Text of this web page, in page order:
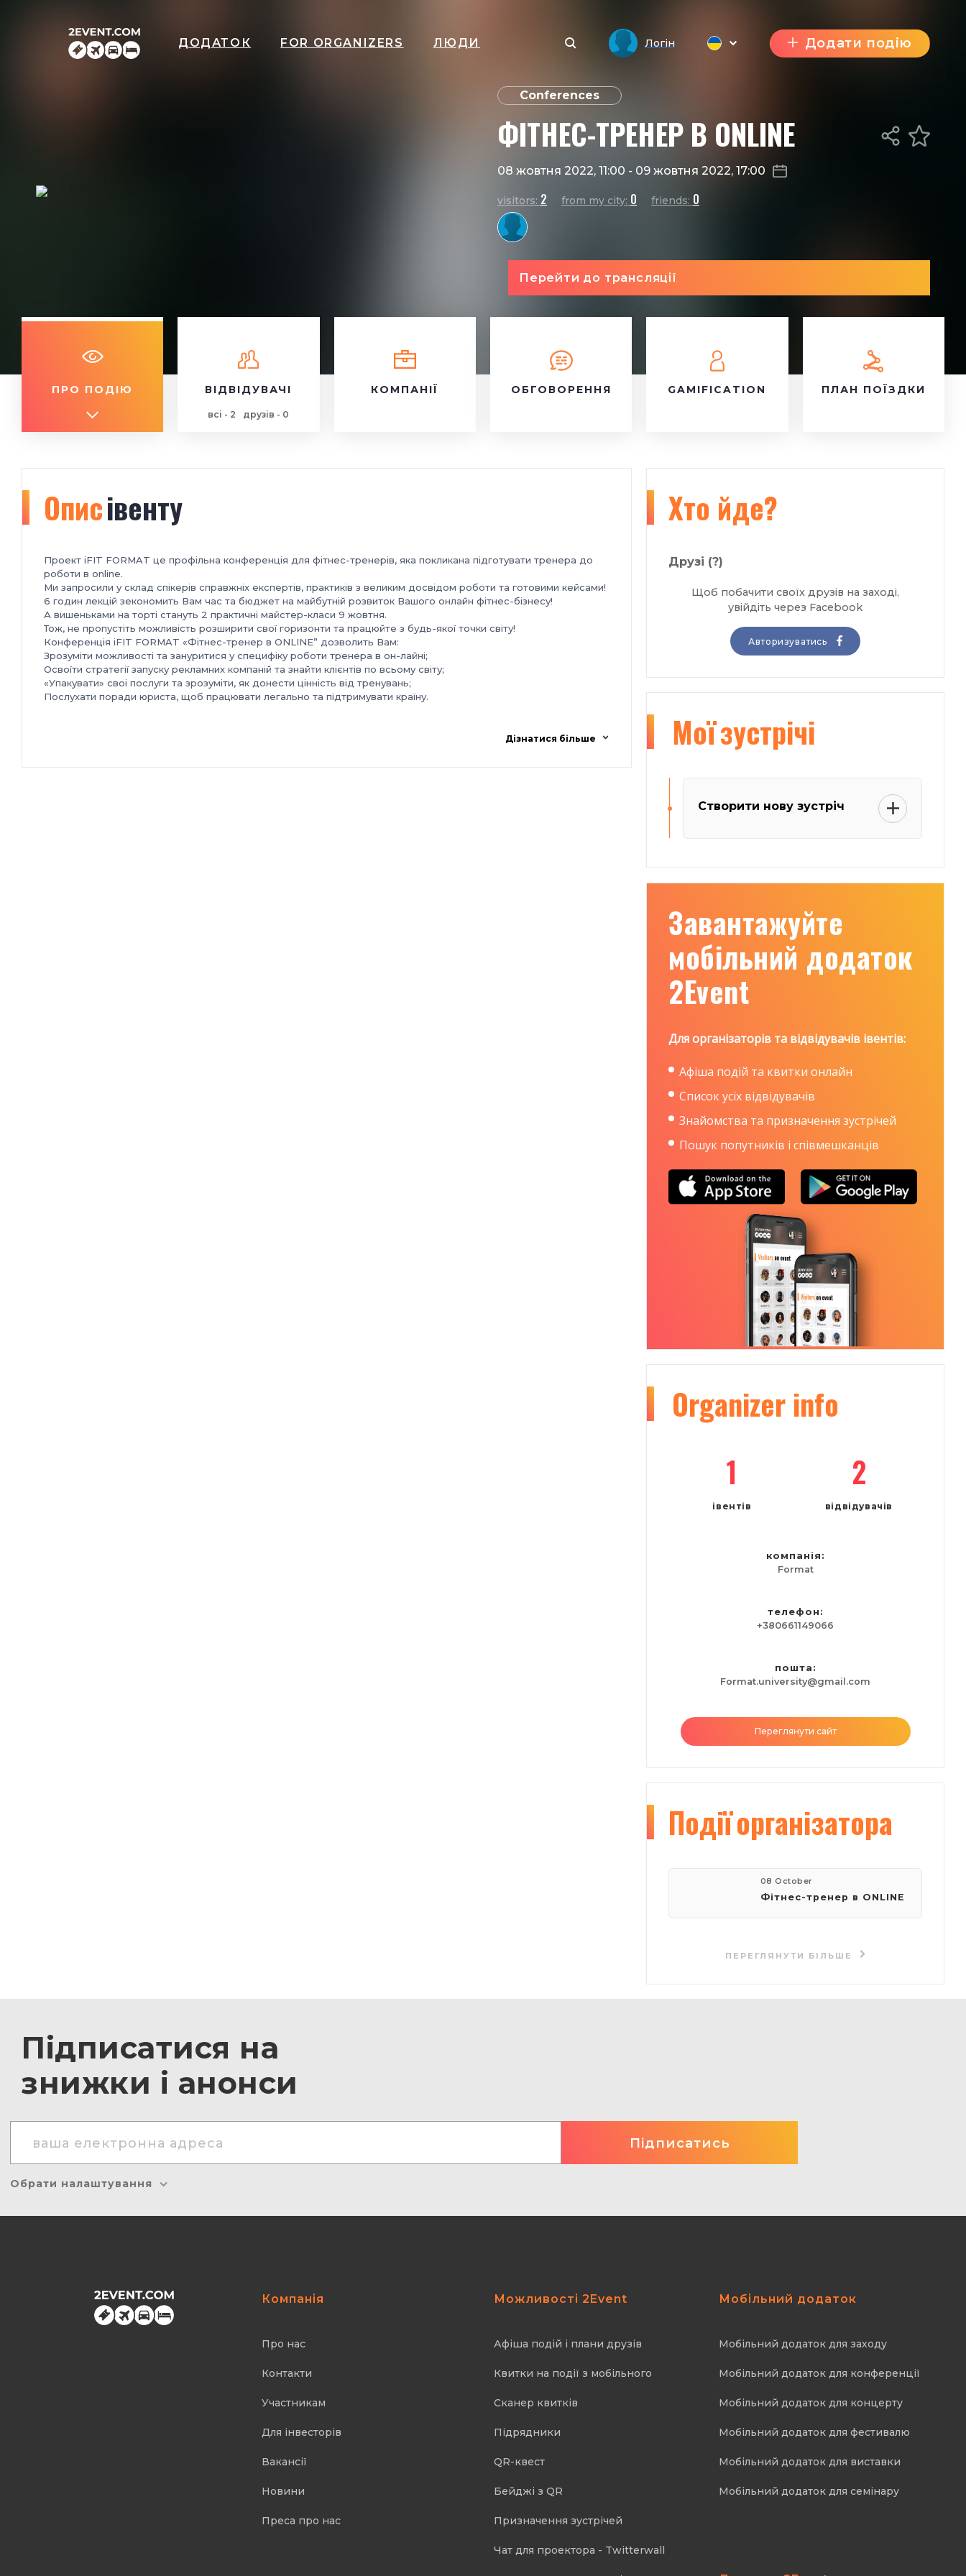
ДОДАТОК FOR ORGANIZERS ЛЮДИ Логін Додати подію
Conferences
ФІТНЕС-ТРЕНЕР В ONLINE
08 жовтня 2022, 11:00 - 09 жовтня 2022, 17:00
visitors: 2 from my city: 0 friends: 0
Перейти до трансляції
ПРО ПОДІЮ ВІДВІДУВАЧІ
всі - 2 друзів - 0
КОМПАНІЇ ОБГОВОРЕННЯ GAMIFICATION ПЛАН ПОЇЗДКИ
Описівенту
Проект iFIT FORMAT це профільна конференція для фітнес-тренерів, яка покликана підготувати тренера до
роботи в online.
Ми запросили у склад спікерів справжніх експертів, практиків з великим досвідом роботи та готовими кейсами!
6 годин лекцій зекономить Вам час та бюджет на майбутній розвиток Вашого онлайн фітнес-бізнесу!
А вишеньками на торті стануть 2 практичні майстер-класи 9 жовтня.
Тож, не пропустіть можливість розширити свої горизонти та працюйте з будь-якої точки світу!
Конференція iFIT FORMAT «Фітнес-тренер в ONLINE” дозволить Вам:
Зрозуміти можливості та зануритися у специфіку роботи тренера в он-лайні;
Освоїти стратегії запуску рекламних компаній та знайти клієнтів по всьому світу;
«Упакувати» своі послуги та зрозуміти, як донести цінність від тренувань;
Послухати поради юриста, щоб працювати легально та підтримувати країну.
Дізнатися більше
Хто йде?
Друзі (?)
Щоб побачити своїх друзів на заході,
увійдіть через Facebook
Авторизуватись
Моїзустрічі
Створити нову зустріч
Завантажуйте
мобільний додаток
2Event
Для організаторів та відвідувачів івентів:
Афіша подій та квитки онлайн
Список усіх відвідувачів
Знайомства та призначення зустрічей
Пошук попутників і співмешканців
Organizer info
1
івентів
2
відвідувачів
компанія:
Format
телефон:
+380661149066
пошта:
Format.university@gmail.com
Переглянути сайт
Подіїорганізатора
08 October
Фітнес-тренер в ONLINE
ПЕРЕГЛЯНУТИ БІЛЬШЕ
Підписатися на
знижки і анонси
Обрати налаштування
Компанія
Про нас
Контакти
Участникам
Для інвесторів
Вакансії
Новини
Преса про нас
Можливості 2Event
Афіша подій і плани друзів
Квитки на події з мобільного
Cканер квитків
Підрядники
QR-квест
Бейджі з QR
Призначення зустрічей
Чат для проектора - Twitterwall
Мобільний додаток
Мобільний додаток для заходу
Мобільний додаток для конференції
Мобільний додаток для концерту
Мобільний додаток для фестивалю
Мобільний додаток для виставки
Мобільний додаток для семінару